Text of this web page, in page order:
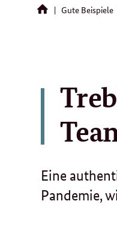
Gute Beispiele
Eine
Pandemie,